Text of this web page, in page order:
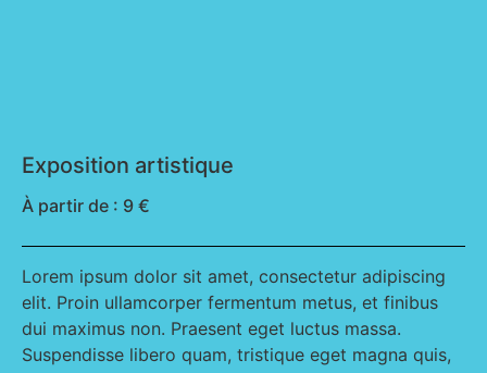
Exposition artistique
À partir de : 9 €
Lorem ipsum dolor sit amet, consectetur adipiscing
elit. Proin ullamcorper fermentum metus, et finibus
dui maximus non. Praesent eget luctus massa.
Suspendisse libero quam, tristique eget magna quis,